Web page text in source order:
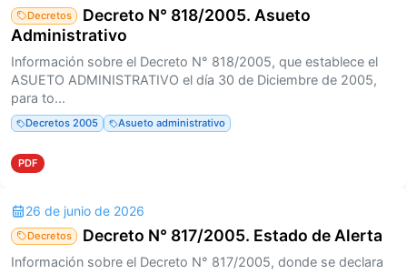
Decretos
Decreto N° 818/2005. Asueto
Administrativo
Información sobre el Decreto N° 818/2005, que establece el
ASUETO ADMINISTRATIVO el día 30 de Diciembre de 2005,
para to...
Decretos 2005 Asueto administrativo
PDF
26 de junio de 2026
Decretos Decreto N° 817/2005. Estado de Alerta
Información sobre el Decreto N° 817/2005, donde se declara